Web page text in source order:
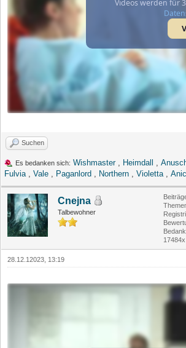
Videos werden für
Suchen
Es bedanken sich: Wishmaster, Heimdall
Fulvia
Vale Paganlord Northern Violetta
Cnejna
Talbewohner
28.12.12023, 13:19